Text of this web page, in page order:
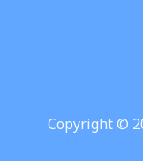
Copyright ©